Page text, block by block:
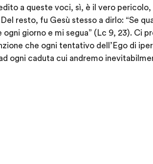
a queste voci, sì, è il vero
resto, fu Gesù stesso a dirlo: “Se
ogni giorno e mi segua” (Lc 9, 23). Ci
che ogni tentativo dell’Ego di
ogni caduta cui andremo